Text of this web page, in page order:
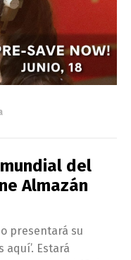
del
Almazán
presentará su
aquí’. Estará